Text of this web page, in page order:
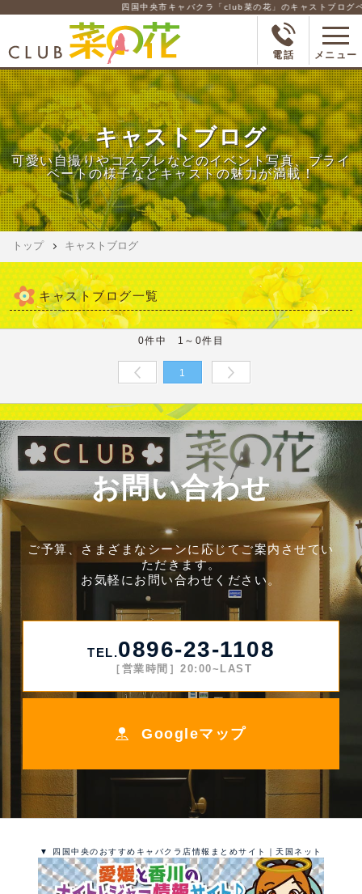
四国中央市キャバクラ「club菜の花」のキャストブログペ
電話 メニュー
キャストブログ
可愛い自撮りやコスプレなどのイベント写真、プライ
ベートの様子などキャストの魅力が満載！
トップ キャストブログ
キャストブログ一覧
0件中 1～0件目
1
お問い合わせ
ご予算、さまざまなシーンに応じてご案内させてい
ただきます。
お気軽にお問い合わせください。
TEL.0896-23-1108
［営業時間］20:00~LAST
Googleマップ
▼ 四国中央のおすすめキャバクラ店情報まとめサイト｜天国ネット